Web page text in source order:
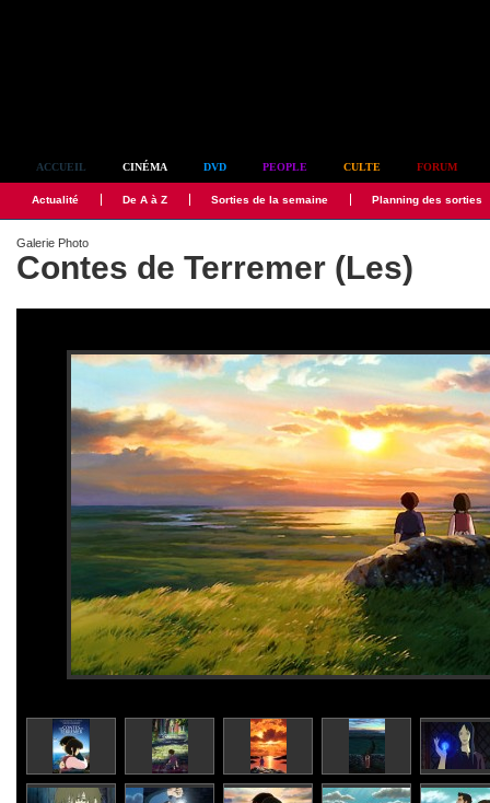
ACCUEIL CINÉMA DVD PEOPLE CULTE FORUM
Actualité De A à Z Sorties de la semaine Planning des sorties
Galerie Photo
Contes de Terremer (Les)